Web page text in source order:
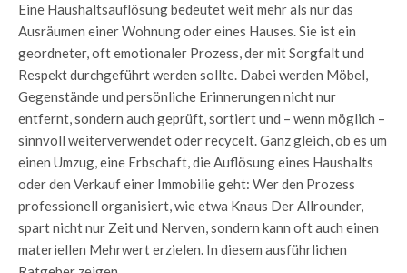
Eine Haushaltsauflösung bedeutet weit mehr als nur das
Ausräumen einer Wohnung oder eines Hauses. Sie ist ein
geordneter, oft emotionaler Prozess, der mit Sorgfalt und
Respekt durchgeführt werden sollte. Dabei werden Möbel,
Gegenstände und persönliche Erinnerungen nicht nur
entfernt, sondern auch geprüft, sortiert und – wenn möglich –
sinnvoll weiterverwendet oder recycelt. Ganz gleich, ob es um
einen Umzug, eine Erbschaft, die Auflösung eines Haushalts
oder den Verkauf einer Immobilie geht: Wer den Prozess
professionell organisiert, wie etwa Knaus Der Allrounder,
spart nicht nur Zeit und Nerven, sondern kann oft auch einen
materiellen Mehrwert erzielen. In diesem ausführlichen